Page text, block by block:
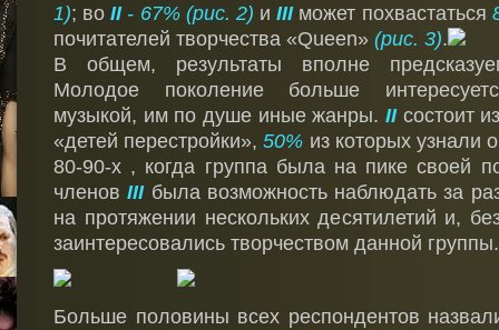
1); воII - 67% (рис. 2) иIIIможет похвастаться
почитателей творчества «Queen» (рис. 3).
В общем, результаты вполне
Молодое поколение больше
музыкой, им по душе иные жанры. IIсостоит
«детей перестройки»,50% из которых узнали
80-90-х , когда группа была на пике своей
членовIIIбыла возможность наблюдать за
на протяжении нескольких десятилетий и,
заинтересовались творчеством данной группы.
Больше половины всех респондентов